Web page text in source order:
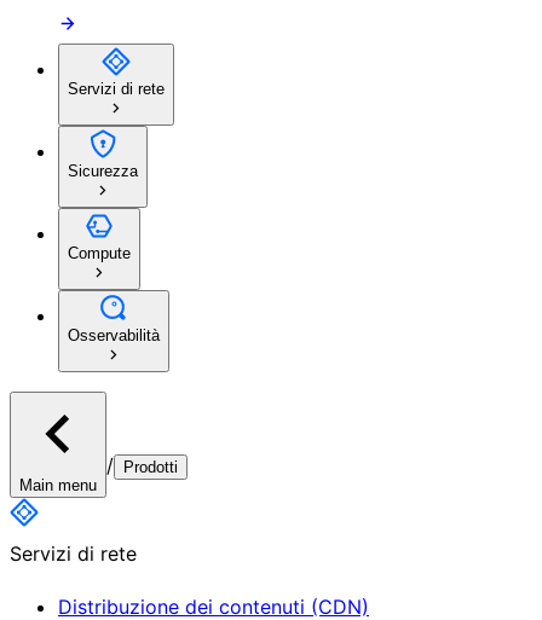
Servizi di rete
Sicurezza
Compute
Osservabilità
Main menu
/ Prodotti
Servizi di rete
Distribuzione dei contenuti (CDN)